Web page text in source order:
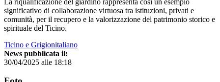
significativo di collaborazione virtuosa tra istituzioni, privati e
comunità, per il recupero e la valorizzazione del patrimonio storico e
spirituale del Ticino.
Ticino e Grigionitaliano
News pubblicata il:
30/04/2025 alle 18:18